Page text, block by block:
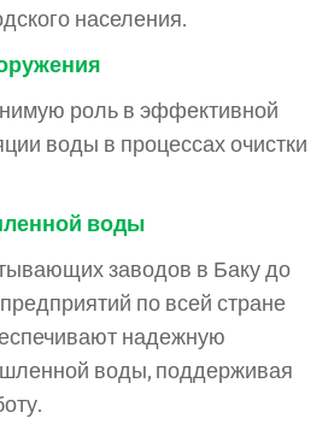
населения.
роль в эффективной
воды в процессах очистки
воды
заводов в Баку до
по всей стране
надежную
воды, поддерживая